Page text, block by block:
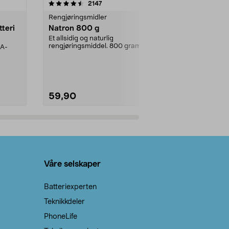
2147anmeldelser
Rengjøringsmidler
Natron 800 g
Et allsidig og naturlig
rengjøringsmiddel. 800 gram
59,90
4.0av 5 stjerner
Våre selskaper
Batteriexperten
Teknikkdeler
PhoneLife